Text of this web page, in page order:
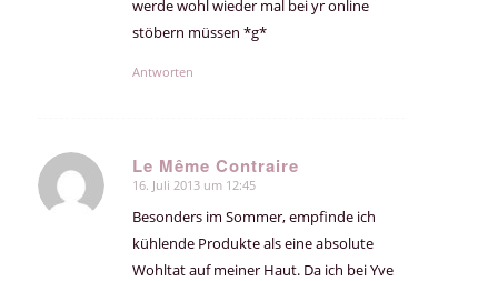
werde wohl wieder mal bei yr online
stöbern müssen *g*
Antworten
Le Même Contraire
sagte:
16. Juli 2013 um 12:45
Besonders im Sommer, empfinde ich
kühlende Produkte als eine absolute
Wohltat auf meiner Haut. Da ich bei Yve